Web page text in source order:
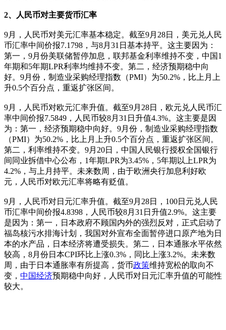
2、人民币对主要货币汇率
9月，人民币对美元汇率基本稳定。截至9月28日，美元兑人民
币汇率中间价报7.1798，与8月31日基本持平。这主要因为：
第一，9月份美联储暂停加息，联邦基金利率维持不变，中国1
年期和5年期LPR利率均维持不变。第二，经济预期稳中向
好。9月份，制造业采购经理指数（PMI）为50.2%，比上月上
升0.5个百分点，重返扩张区间。
9月，人民币对欧元汇率升值。截至9月28日，欧元兑人民币汇
率中间价报7.5849，人民币较8月31日升值4.3%。这主要是因
为：第一，经济预期稳中向好。9月份，制造业采购经理指数
（PMI）为50.2%，比上月上升0.5个百分点，重返扩张区间。
第二，利率维持不变。9月20日，中国人民银行授权全国银行
间同业拆借中心公布，1年期LPR为3.45%，5年期以上LPR为
4.2%，与上月持平。未来数周，由于欧洲央行加息利好欧
元，人民币对欧元汇率将略有贬值。
9月，人民币对日元汇率升值。截至9月28日，100日元兑人民
币汇率中间价报4.8398，人民币较8月31日升值2.9%。这主要
是因为：第一，日本政府不顾国内外的强烈反对，正式启动了
福岛核污水排海计划，我国对外宣布全面暂停进口原产地为日
本的水产品，日本经济将遭受损失。第二，日本通胀水平依然
较高，8月份日本CPI环比上涨0.3%，同比上涨3.2%。未来数
周，由于日本通胀率有所提高，货币政策维持宽松的取向不
变， 中国经济预期稳中向好，人民币对日元汇率升值的可能性
较大。